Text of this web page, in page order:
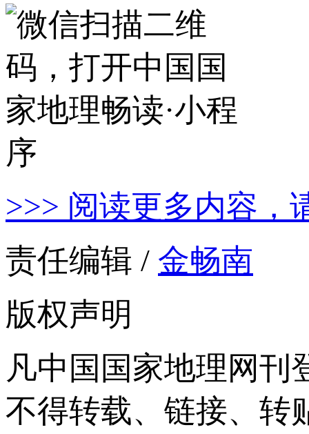
>>> 阅读更多内容，
责任编辑 / 金畅南
版权声明
凡中国国家地理网刊
不得转载、链接、转